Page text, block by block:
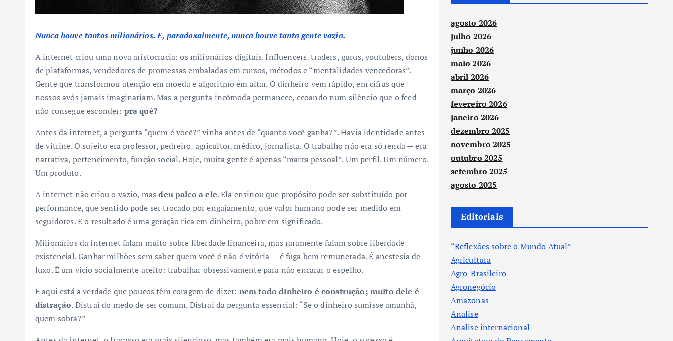
Nunca houve tantos milionários. E, paradoxalmente, nunca houve tanta gente vazia.
A internet criou uma nova aristocracia: os milionários digitais. Influencers, traders, gurus, youtubers, donos
de plataformas, vendedores de promessas embaladas em cursos, métodos e “mentalidades vencedoras”.
Gente que transformou atenção em moeda e algoritmo em altar. O dinheiro vem rápido, em cifras que
nossos avós jamais imaginariam. Mas a pergunta incômoda permanece, ecoando num silêncio que o feed
não consegue esconder: pra quê?
Antes da internet, a pergunta “quem é você?” vinha antes de “quanto você ganha?”. Havia identidade antes
de vitrine. O sujeito era professor, pedreiro, agricultor, médico, jornalista. O trabalho não era só renda — era
narrativa, pertencimento, função social. Hoje, muita gente é apenas “marca pessoal”. Um perfil. Um número.
Um produto.
A internet não criou o vazio, masdeu palco a ele. Ela ensinou que propósito pode ser substituído por
performance, que sentido pode ser trocado por engajamento, que valor humano pode ser medido em
seguidores. E o resultado é uma geração rica em dinheiro, pobre em significado.
Milionários da internet falam muito sobre liberdade financeira, mas raramente falam sobre liberdade
existencial. Ganhar milhões sem saber quem você é não é vitória — é fuga bem remunerada. É anestesia de
luxo. É um vício socialmente aceito: trabalhar obsessivamente para não encarar o espelho.
E aqui está a verdade que poucos têm coragem de dizer: nem todo dinheiro é construção; muito dele é
distração. Distrai do medo de ser comum. Distrai da pergunta essencial: “Se o dinheiro sumisse amanhã,
quem sobra?”
agosto 2026
julho 2026
junho 2026
maio 2026
abril 2026
março 2026
fevereiro 2026
janeiro 2026
dezembro 2025
novembro 2025
outubro 2025
setembro 2025
agosto 2025
Editoriais
“Reflexões sobre o Mundo Atual”
Agricultura
Agro-Brasileiro
Agronegócio
Amazonas
Analise
Analise internacional